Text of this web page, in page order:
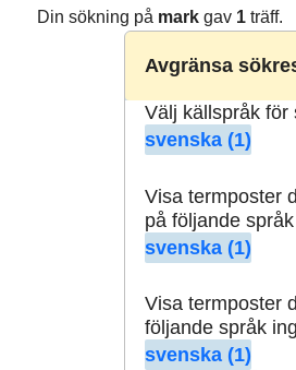
Din sökning på markgav 1träff.
Avgränsa
Välj källspråk för
svenska (1)
Visa termposter
på följande
svenska (1)
Visa termposter
följande språk
svenska (1)